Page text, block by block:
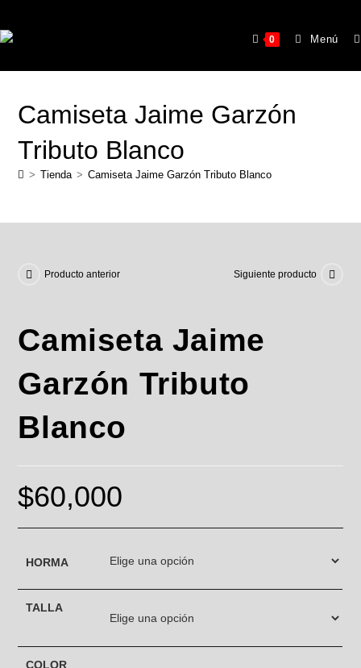
0 Menú
Camiseta Jaime Garzón
Tributo Blanco
> Tienda > Camiseta Jaime Garzón Tributo Blanco
Producto anterior Siguiente producto
Camiseta Jaime
Garzón Tributo
Blanco
$60,000
HORMA
TALLA
COLOR